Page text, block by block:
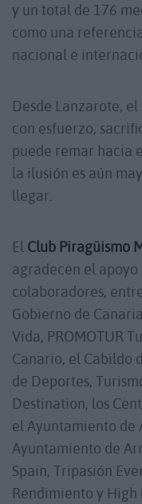
y un total de 176
como una
nacional e
Desde Lanzarote,
con esfuerzo,
puede remar hacia
la ilusión es aún
llegar.
El Club Piragüismo
agradecen el
colaboradores,
Gobierno de
Vida, PROMOTUR
Canario, el Cabildo
de Deportes,
Destination, los
el Ayuntamiento de
Ayuntamiento de
Spain, Tripasión
Rendimiento y